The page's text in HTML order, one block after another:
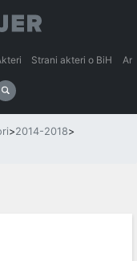
Strani akteri o BiH
>2014-2018>